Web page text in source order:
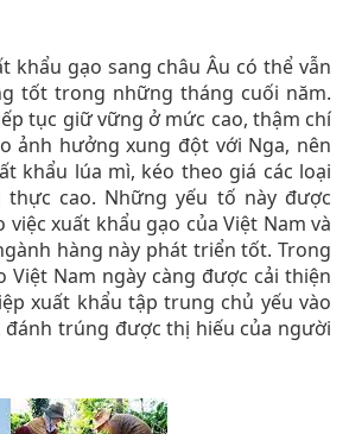
khẩu gạo sang châu Âu có thể vẫn
tốt trong những tháng cuối năm.
tục giữ vững ở mức cao, thậm chí
ảnh hưởng xung đột với Nga, nên
khẩu lúa mì, kéo theo giá các loại
thực cao. Những yếu tố này được
việc xuất khẩu gạo của Việt Nam và
hàng này phát triển tốt. Trong
Việt Nam ngày càng được cải thiện
xuất khẩu tập trung chủ yếu vào
đánh trúng được thị hiếu của người